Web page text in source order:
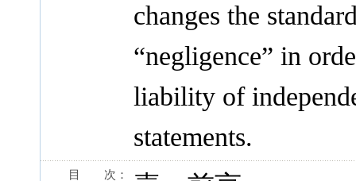
changes the
“negligence” in
liability of
statements.
目 次：